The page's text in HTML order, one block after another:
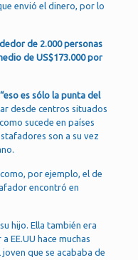
envió el dinero, por lo
de 2.000 personas
de US$173.000 por
“eso es sólo la punta del
desde centros situados
sucede en países
son a su vez
por ejemplo, el de
encontró en
hijo. Ella también era
EE.UU hace muchas
que se acababa de